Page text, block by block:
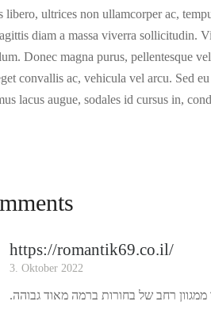
libero, ultrices non ullamcorper ac,
diam a massa viverra sollicitudin.
Donec magna purus, pellentesque
convallis ac, vehicula vel arcu. Sed
lacus augue, sodales id cursus in,
https://romantik69.co.il/
3. Oktober 2022
רחב של בחורות ברמה מאוד גבוהה.